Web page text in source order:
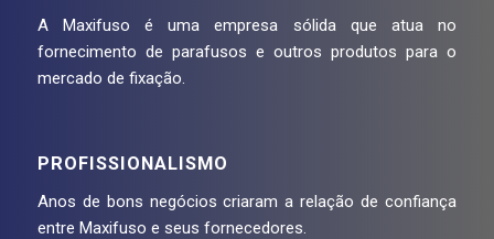
A Maxifuso é uma empresa sólida que atua no
fornecimento de parafusos e outros produtos para o
mercado de fixação.
PROFISSIONALISMO
Anos de bons negócios criaram a relação de confiança
entre Maxifuso e seus fornecedores.